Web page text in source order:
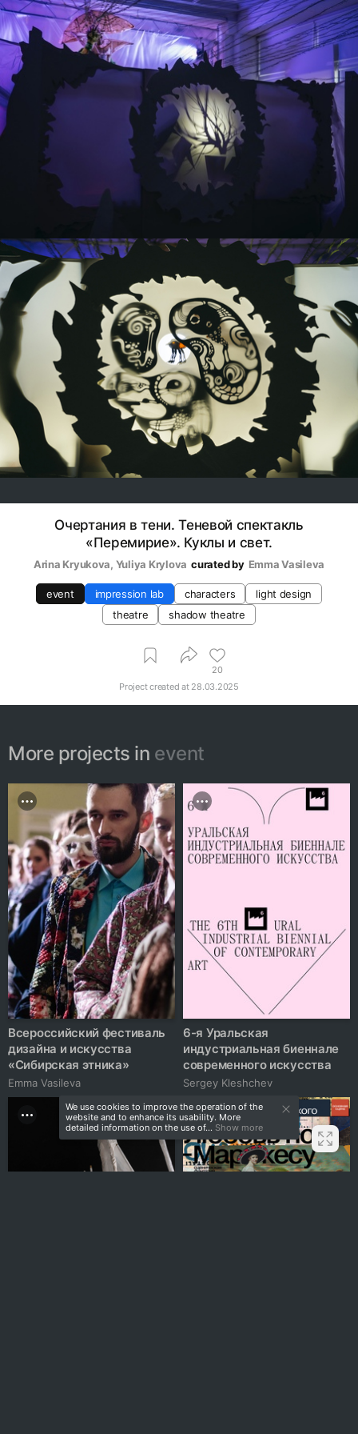
Очертания в тени. Теневой спектакль
«Перемирие». Куклы и свет.
Arina Kryukova, Yuliya Krylova curated by Emma Vasileva
event impression lab characters
light design
theatre
shadow theatre
20
Project created at 28.03.2025
More projects in event
Всероссийский фестиваль
дизайна и искусства
«Сибирская этника»
Emma Vasileva
6-я Уральская
индустриальная биеннале
современного искусства
Sergey Kleshchev
We use cookies to improve the operation of the
website and to enhance its usability. More
detailed information on the use of... Show more